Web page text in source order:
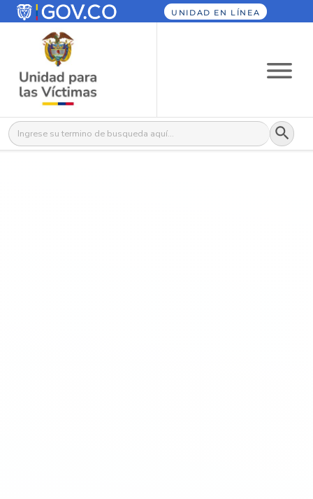
UNIDAD EN LÍNEA
Buscar: Botón